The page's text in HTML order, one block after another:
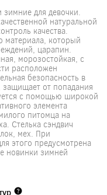
для девочки.
натуральной
качества.
материала, который
царапин.
морозостойкая, с
расположен
безопасность в
защищает от попадания
с помощью широкой
элемента
питомца на
Стелька сэндвич
мех. При
этого предусмотрена
новинки зимней